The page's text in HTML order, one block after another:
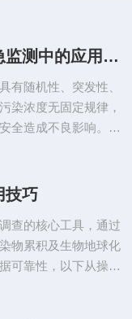
便携式水质抽滤装置在突发水污染应急监测中的应用优势
有随机性、突发性、
染浓度无固定规律，
全造成不良影响。应
托实验室固定设备开
技巧
查的核心工具，通过
物累积及生物地球化
可靠性，以下从操作